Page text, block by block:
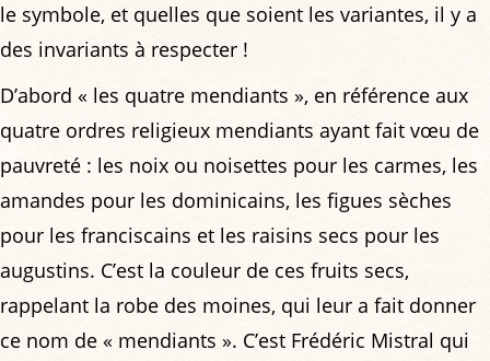
le symbole, et quelles que soient les variantes, il y a
des invariants à respecter !
D’abord « les quatre mendiants », en référence aux
quatre ordres religieux mendiants ayant fait vœu de
pauvreté : les noix ou noisettes pour les carmes, les
amandes pour les dominicains, les figues sèches
pour les franciscains et les raisins secs pour les
augustins. C’est la couleur de ces fruits secs,
rappelant la robe des moines, qui leur a fait donner
ce nom de « mendiants ». C’est Frédéric Mistral qui